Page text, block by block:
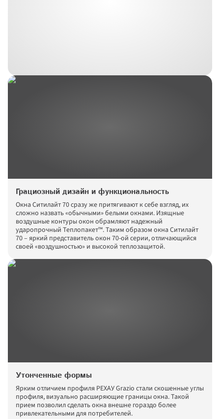
Грациозный дизайн и функциональность
Окна Ситилайт 70 сразу же притягивают к себе взгляд, их
сложно назвать «обычными» белыми окнами. Изящные
воздушные контуры окон обрамляют надежный
ударопрочный Теплопакет™. Таким образом окна Ситилайт
70 – яркий представитель окон 70-ой серии, отличающийся
своей «воздушностью» и высокой теплозащитой.
Утонченные формы
Ярким отличием профиля РЕХАУ Grazio стали скошенные углы
профиля, визуально расширяющие границы окна. Такой
прием позволил сделать окна внешне гораздо более
привлекательными для потребителей.